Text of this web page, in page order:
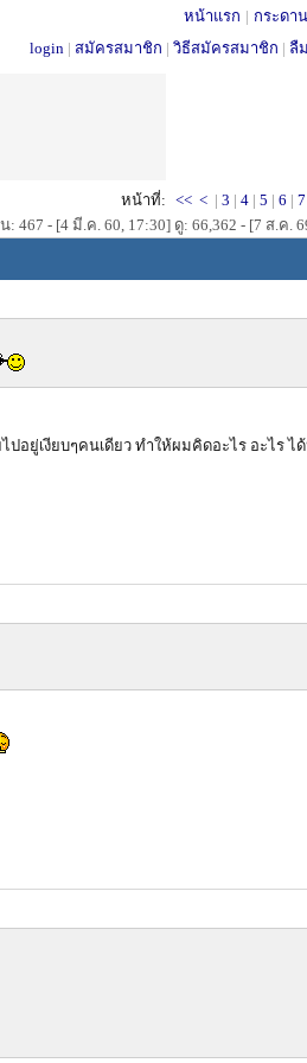
หน้าแรก | กระดาน
login | สมัครสมาชิก | วิธีสมัครสมาชิก | ลื
หน้าที่: << < | 3 | 4 | 5 | 6 | 7
: 467 - [4 มี.ค. 60, 17:30] ดู: 66,362 - [7 ส.ค.
อยู่เงียบๆคนเดียว ทำให้ผมคิดอะไร อะไร